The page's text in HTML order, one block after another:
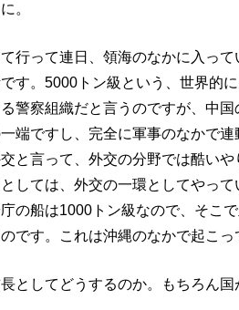
。
行って連日、領海のなかに入っ
す。5000トン級という、世界的
警察組織だと言うのですが、中国
端ですし、完全に軍事のなかで
と言って、外交の分野では酷い
しては、外交の一環としてやっ
の船は1000トン級なので、そこ
です。これは沖縄のなかで起こっ
としてどうするのか。もちろん国